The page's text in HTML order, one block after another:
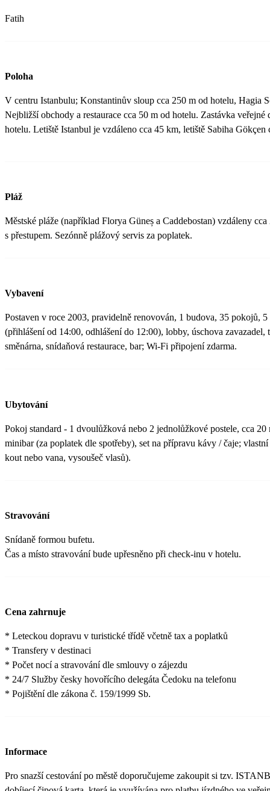
Fatih
Poloha
V centru Istanbulu; Konstantinův sloup cca 250 m od hotelu, Hagia
Nejbližší obchody a restaurace cca 50 m od hotelu. Zastávka
hotelu. Letiště Istanbul je vzdáleno cca 45 km, letiště Sabiha Gökçen
Pláž
Městské pláže (například Florya Güneș a Caddebostan) vzdáleny
s přestupem. Sezónně plážový servis za poplatek.
Vybavení
Postaven v roce 2003, pravidelně renovován, 1 budova, 35 pokojů, 5
(přihlášení od 14:00, odhlášení do 12:00), lobby, úschova
směnárna, snídaňová restaurace, bar; Wi-Fi připojení zdarma.
Ubytování
Pokoj standard - 1 dvoulůžková nebo 2 jednolůžkové postele, cca
minibar (za poplatek dle spotřeby), set na přípravu kávy / čaje;
kout nebo vana, vysoušeč vlasů).
Stravování
Snídaně formou bufetu.
Čas a místo stravování bude upřesněno při check-inu v hotelu.
Cena zahrnuje
* Leteckou dopravu v turistické třídě včetně tax a poplatků
* Transfery v destinaci
* Počet nocí a stravování dle smlouvy o zájezdu
* 24/7 Služby česky hovořícího delegáta Čedoku na telefonu
* Pojištění dle zákona č. 159/1999 Sb.
Informace
Pro snazší cestování po městě doporučujeme zakoupit si tzv.